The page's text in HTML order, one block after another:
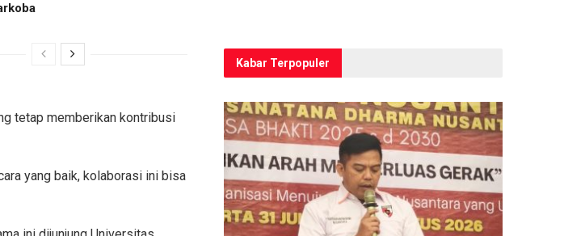
tetap memberikan kontribusi
yang baik, kolaborasi ini bisa
Kabar Terpopuler